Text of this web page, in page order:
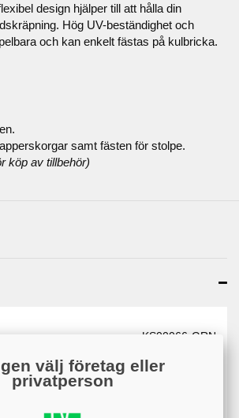
design hjälper till att hålla din
Hög UV-beständighet och
och kan enkelt fästas på kulbricka.
samt fästen för stolpe.
köp av tillbehör)
KS00066-GRN
välj företag eller
privatperson